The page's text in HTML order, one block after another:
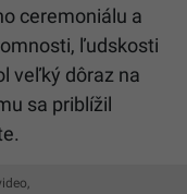
ceremoniálu a
ľudskosti
veľký dôraz na
sa priblížil